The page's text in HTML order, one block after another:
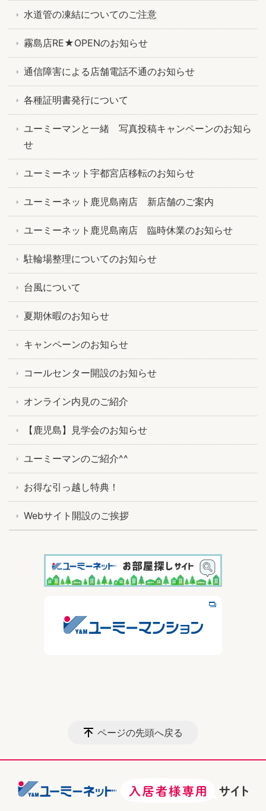
水道管の凍結についてのご注意
霧島店RE★OPENのお知らせ
通信障害による店舗電話不通のお知らせ
各種証明書発行について
ユーミーマンと一緒 写真投稿キャンペーンのお知ら
せ
ユーミーネット宇都宮店移転のお知らせ
ユーミーネット鹿児島南店 新店舗のご案内
ユーミーネット鹿児島南店 臨時休業のお知らせ
駐輪場整理についてのお知らせ
台風について
夏期休暇のお知らせ
キャンペーンのお知らせ
コールセンター開設のお知らせ
オンライン内見のご紹介
【鹿児島】見学会のお知らせ
ユーミーマンのご紹介^^
お得な引っ越し特典！
Webサイト開設のご挨拶
ページの先頭へ戻る